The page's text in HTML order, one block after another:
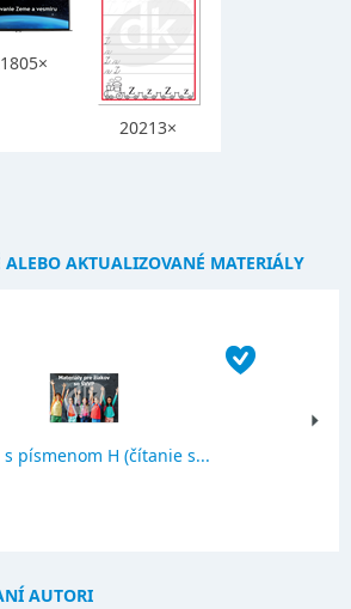
20213×
AKTUALIZOVANÉ MATERIÁLY
s písmenom H (čítanie s...
AUTORI